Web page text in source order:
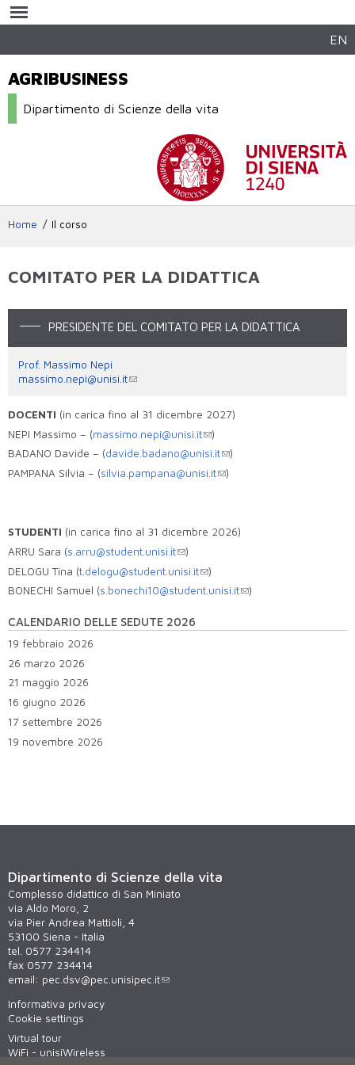
contenuto
EN
AGRIBUSINESS
Dipartimento di Scienze della vita
Home Il corso
COMITATO PER LA DIDATTICA
PRESIDENTE DEL COMITATO PER LA DIDATTICA
Prof. Massimo Nepi
massimo.nepi@unisi.it
DOCENTI (in carica fino al 31 dicembre 2027)
NEPI Massimo – (massimo.nepi@unisi.it
)
BADANO Davide – (davide.badano@unisi.it
)
PAMPANA Silvia – (silvia.pampana@unisi.it )
STUDENTI (in carica fino al 31 dicembre 2026)
ARRU Sara (s.arru@student.unisi.it
)
DELOGU Tina (t.delogu@student.unisi.it
)
BONECHI Samuel (s.bonechi10@student.unisi.it )
CALENDARIO DELLE SEDUTE 2026
19 febbraio 2026
26 marzo 2026
21 maggio 2026
16 giugno 2026
17 settembre 2026
19 novembre 2026
Dipartimento di Scienze della vita
Complesso didattico di San Miniato
via Aldo Moro, 2
via Pier Andrea Mattioli, 4
53100 Siena - Italia
tel. 0577 234414
fax 0577 234414
email: pec.dsv@pec.unisipec.it
Informativa privacy
Cookie settings
Virtual tour
WiFi - unisiWireless